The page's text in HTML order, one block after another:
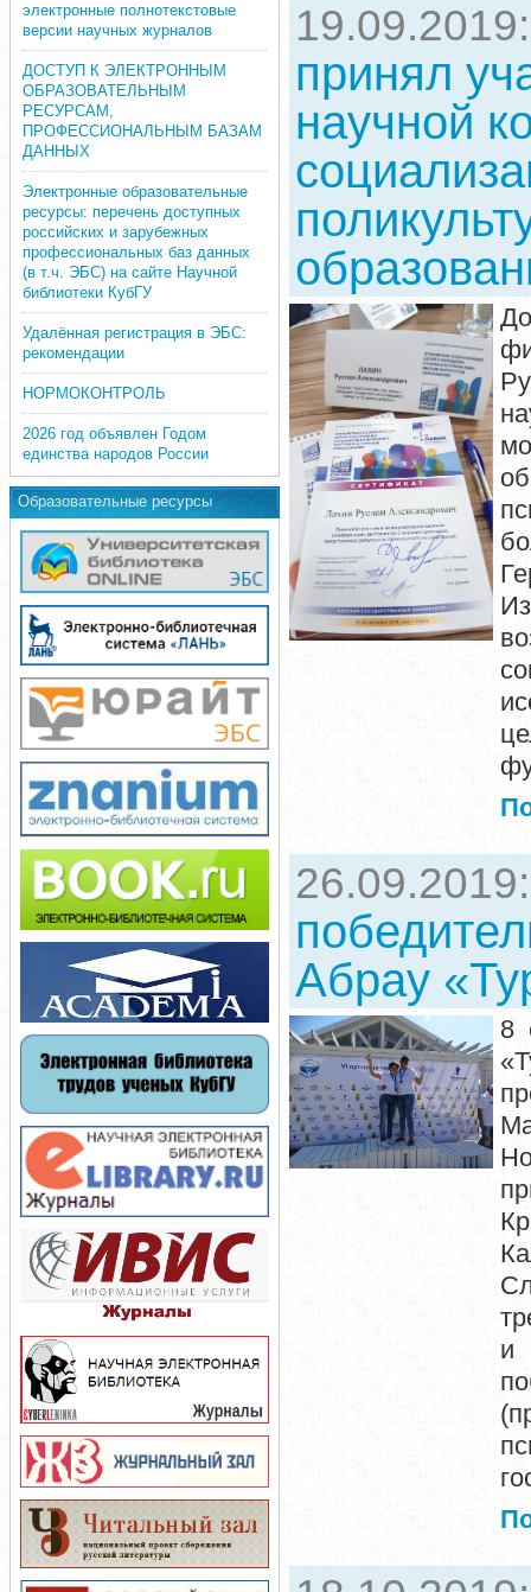
электронные полнотекстовые
версии научных журналов
ДОСТУП К ЭЛЕКТРОННЫМ
ОБРАЗОВАТЕЛЬНЫМ
РЕСУРСАМ,
ПРОФЕССИОНАЛЬНЫМ БАЗАМ
ДАННЫХ
Электронные образовательные
ресурсы: перечень доступных
российских и зарубежных
профессиональных баз данных
(в т.ч. ЭБС) на сайте Научной
библиотеки КубГУ
Удалённая регистрация в ЭБС:
рекомендации
НОРМОКОНТРОЛЬ
2026 год объявлен Годом
единства народов России
Образовательные ресурсы
принял
научной
Абрау
8
и